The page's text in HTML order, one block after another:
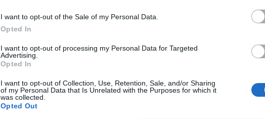
I want to opt-out of the Sale of my Personal Data.
Opted In
I want to opt-out of processing my Personal Data for Targeted
Advertising.
Opted In
I want to opt-out of Collection, Use, Retention, Sale, and/or Sharing
of my Personal Data that Is Unrelated with the Purposes for which it
was collected.
Opted Out